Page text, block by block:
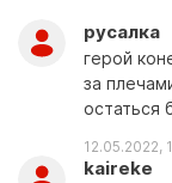
русалка
герой
за
остаться
12.05.2022,
kaireke